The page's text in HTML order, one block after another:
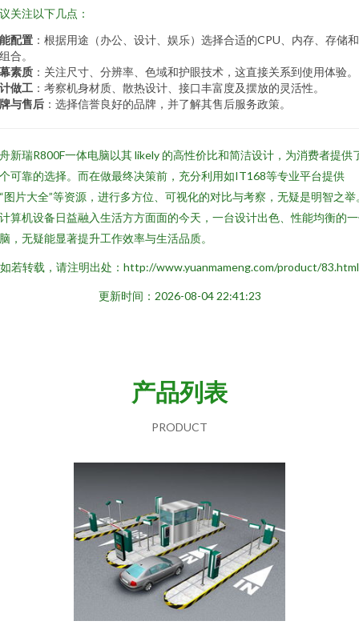
关注以下几点：
配置 ：根据用途（办公、设计、娱乐）选择合适的CPU、内存、存储
合。
素质 ：关注尺寸、分辨率、色域和护眼技术，这直接关系到使用体验。
做工 ：考察机身材质、散热设计、接口丰富度及摆放的灵活性。
与售后 ：选择信誉良好的品牌，并了解其售后服务政策。
新瑞R800F一体电脑以其 likely 的高性价比和简洁设计，为消费者提供
可靠的选择。而在做最终决策前，充分利用如IT168等专业平台提供
图片大全”等资源，进行多方位、可视化的对比与考察，无疑是明智之举
算机设备日益融入生活方方面面的今天，一台设计出色、性能均衡的
，无疑能显著提升工作效率与生活品质。
如若转载，请注明出处：http://www.yuanmameng.com/product/83.html
更新时间：2026-08-04 22:41:23
产品列表
PRODUCT